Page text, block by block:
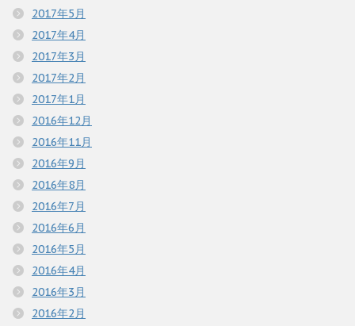
2017年5月
2017年4月
2017年3月
2017年2月
2017年1月
2016年12月
2016年11月
2016年9月
2016年8月
2016年7月
2016年6月
2016年5月
2016年4月
2016年3月
2016年2月